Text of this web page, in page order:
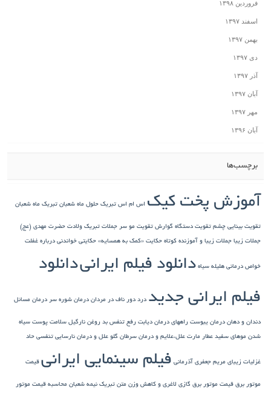
فروردین ۱۳۹۸
اسفند ۱۳۹۷
بهمن ۱۳۹۷
دی ۱۳۹۷
آذر ۱۳۹۷
آبان ۱۳۹۷
مهر ۱۳۹۷
آبان ۱۳۹۶
برچسب‌ها
آموزش پخت کیک اس ام اس تبریک حلول ماه شعبان تبریک ماه شعبان
تقویت بینایی چشم تقویت دستگاه گوارش تقویت مو سر جملات تبریک ولادت حضرت مهدی (عج)
جملات زیبا جملات زیبا و آموزنده کوتاه حکایت «کمک به همسایه» حکایتی خواندنی درباره غفلت
خواص درمانی هلیله سیاه دانلود فیلم ایرانیدانلود
فیلم ایرانی جدید درد دور ناف در مردان درمان شوره سر درمان مسائل
دندان و دهان درمان یبوست راههای درمان دیابت رفع تنفس بد روغن نارگیل سلامت پوست سیاه
شدن موهای سفید عطار مارت علل،علایم و درمان سرطان گلو علل و درمان نارسایی تنفسی حاد
غزلیات زیبای مریم جعفری آذرمانی فیلم سینمایی ایرانی قیمت
موتور برق قیمت موتور برق گازی لاغری و کاهش وزن متن تبریک نیمه شعبان محاسبه قیمت موتور